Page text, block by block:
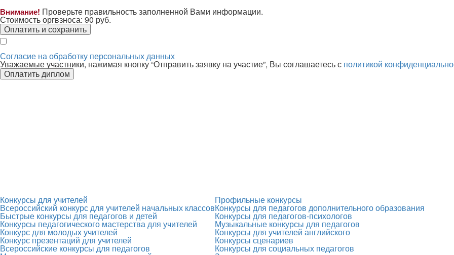
Внимание! Проверьте правильность заполненной Вами информации.
Стоимость оргвзноса: 90 руб.
Оплатить и сохранить
Согласие на обработку персональных данных
Уважаемые участники, нажимая кнопку “Отправить заявку на участие”, Вы соглашаетесь с политикой
Конкурсы для учителей
Всероссийский конкурс для учителей начальных классов
Быстрые конкурсы для педагогов и детей
Конкурсы педагогического мастерства для учителей
Конкурс для молодых учителей
Конкурс презентаций для учителей
Всероссийские конкурсы для педагогов
Профильные конкурсы
Конкурсы для педагогов дополнительного образования
Конкурсы для педагогов-психологов
Музыкальные конкурсы для педагогов
Конкурсы для учителей английского
Конкурсы сценариев
Конкурсы для социальных педагогов